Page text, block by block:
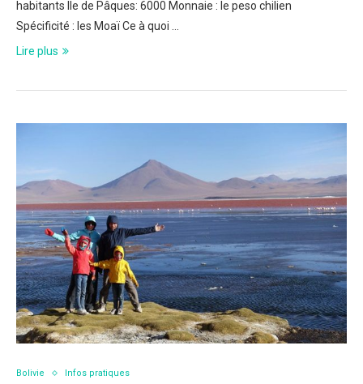
habitants Ile de Pâques: 6000 Monnaie : le peso chilien
Spécificité : les Moaï Ce à quoi …
Lire plus
Bolivie Infos pratiques